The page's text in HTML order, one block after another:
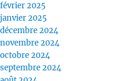
février 2025
janvier 2025
décembre 2024
novembre 2024
octobre 2024
septembre 2024